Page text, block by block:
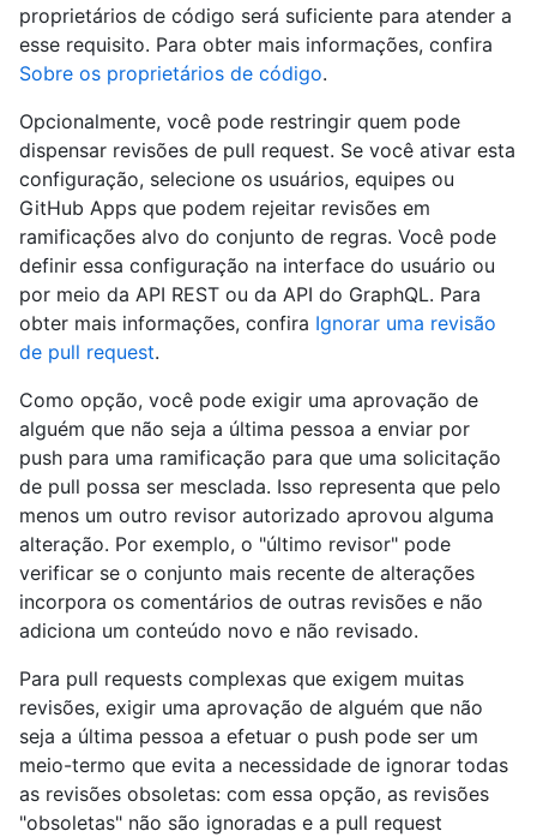
proprietários de código será suficiente para atender a
esse requisito. Para obter mais informações, confira
Sobre os proprietários de código.
Opcionalmente, você pode restringir quem pode
dispensar revisões de pull request. Se você ativar esta
configuração, selecione os usuários, equipes ou
GitHub Apps que podem rejeitar revisões em
ramificações alvo do conjunto de regras. Você pode
definir essa configuração na interface do usuário ou
por meio da API REST ou da API do GraphQL. Para
obter mais informações, confira Ignorar uma revisão
de pull request.
Como opção, você pode exigir uma aprovação de
alguém que não seja a última pessoa a enviar por
push para uma ramificação para que uma solicitação
de pull possa ser mesclada. Isso representa que pelo
menos um outro revisor autorizado aprovou alguma
alteração. Por exemplo, o "último revisor" pode
verificar se o conjunto mais recente de alterações
incorpora os comentários de outras revisões e não
adiciona um conteúdo novo e não revisado.
Para pull requests complexas que exigem muitas
revisões, exigir uma aprovação de alguém que não
seja a última pessoa a efetuar o push pode ser um
meio-termo que evita a necessidade de ignorar todas
as revisões obsoletas: com essa opção, as revisões
"obsoletas" não são ignoradas e a pull request